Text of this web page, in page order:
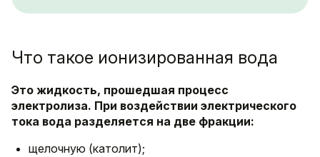
Что такое ионизированная вода
Это жидкость, прошедшая процесс
электролиза. При воздействии электрического
тока вода разделяется на две фракции:
щелочную (католит);